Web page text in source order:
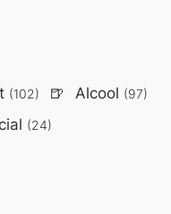
(102) 🍺 Alcool (97)
(24)